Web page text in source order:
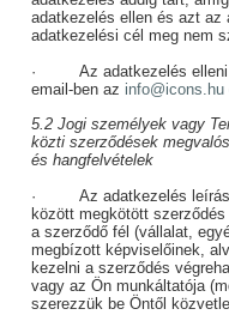
adatkezelés ellen és azt az
adatkezelési cél meg nem
·Az adatkezelés
email-ben az info@icons.hu
5.2 Jogi személyek vagy
közti szerződések
és hangfelvételek
·Az adatkezelés
között megkötött
a szerződő fél (vállalat,
megbízott képviselőinek,
kezelni a szerződés
vagy az Ön munkáltatója
szerezzük be Öntől